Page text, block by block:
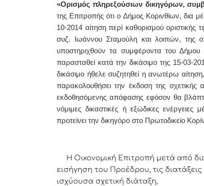
«Ορισμός πληρεξούσιων δικηγόρων,
της Επιτροπής ότι ο Δήμος Κορινθίων, δια
10-2014 αίτηση περί καθορισμού
συζ. Ιωάννου Σταμούλη και λοιπών, της
υποστηριχθούν τα συμφέροντα του Δήμου
παρασταθεί κατά την δικάσιμο της 15-03-
δικάσιμο ήθελε συζητηθεί η ανωτέρω
παρακολουθήσει την έκδοση της
εκδοθησόμενης απόφασης εφόσον θα
νόμιμες δικαστικές ή εξώδικες
προτείνει την δικηγόρο στο Πρωτοδικείο
Η Οικονομική Επιτροπή μετά από
εισήγηση του Προέδρου, τις
ισχύουσα σχετική διάταξη,